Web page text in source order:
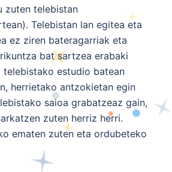
zuten telebistan
Telebistan lan egitea eta
ez ziren bateragarriak eta
bat sartzea erabaki
telebistako estudio batean
herrietako antzokietan egin
saioa grabatzeaz gain,
zuten herriz herri.
ematen zuten eta ordubeteko